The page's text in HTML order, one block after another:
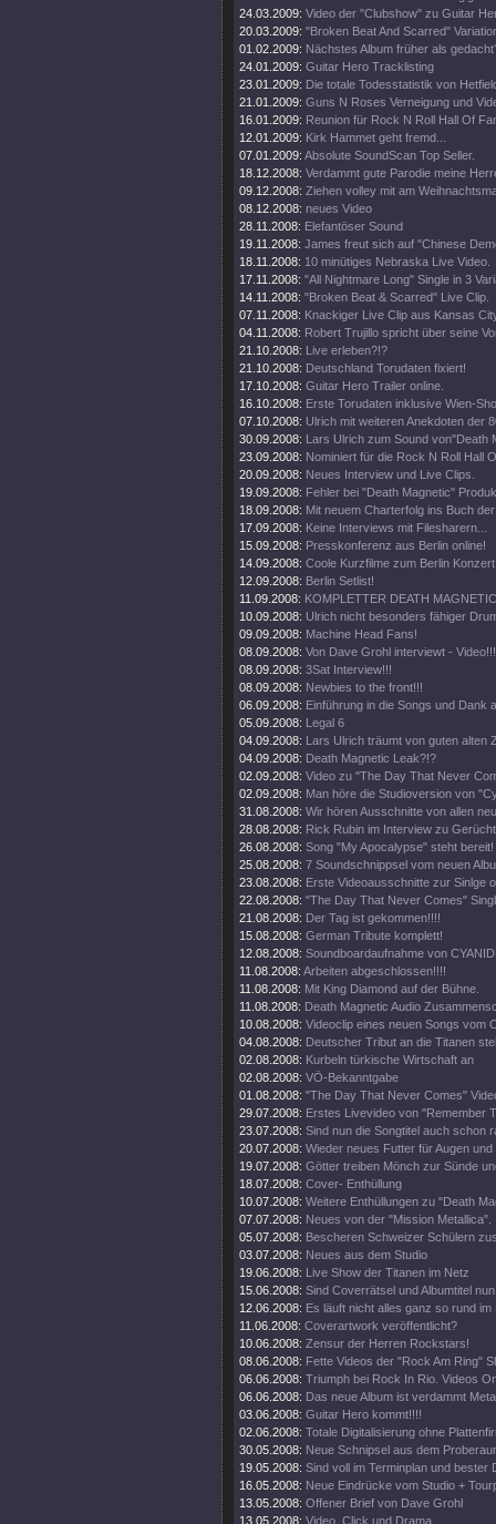
24.03.2009: Video der "Clubshow" zu Guitar
20.03.2009: "Broken Beat And Scarred"
01.02.2009: Nächstes Album früher als
24.01.2009: Guitar Hero Tracklisting
23.01.2009: Die totale Todesstatistik von
21.01.2009: Guns N Roses Verneigung und
16.01.2009: Reunion für Rock N Roll Hall Of
12.01.2009: Kirk Hammet geht fremd...
07.01.2009: Absolute SoundScan Top Seller.
18.12.2008: Verdammt gute Parodie meine
09.12.2008: Ziehen volley mit am
08.12.2008: neues Video
28.11.2008: Elefantöser Sound
19.11.2008: James freut sich auf "Chinese
18.11.2008: 10 minütiges Nebraska Live Video.
17.11.2008: "All Nightmare Long" Single in 3
14.11.2008: "Broken Beat & Scarred" Live Clip.
07.11.2008: Knackiger Live Clip aus Kansas
04.11.2008: Robert Trujillo spricht über seine
21.10.2008: Live erleben?!?
21.10.2008: Deutschland Torudaten fixiert!
17.10.2008: Guitar Hero Trailer online.
16.10.2008: Erste Torudaten inklusive Wien-
07.10.2008: Ulrich mit weiteren Anekdoten der
30.09.2008: Lars Ulrich zum Sound von"Death
23.09.2008: Nominiert für die Rock N Roll Hall
20.09.2008: Neues Interview und Live Clips.
19.09.2008: Fehler bei "Death Magnetic"
18.09.2008: Mit neuem Charterfolg ins Buch
17.09.2008: Keine Interviews mit Filesharern...
15.09.2008: Presskonferenz aus Berlin online!
14.09.2008: Coole Kurzfilme zum Berlin
12.09.2008: Berlin Setlist!
11.09.2008: KOMPLETTER DEATH
10.09.2008: Ulrich nicht besonders fähiger
09.09.2008: Machine Head Fans!
08.09.2008: Von Dave Grohl interviewt - Video!!!
08.09.2008: 3Sat Interview!!!
08.09.2008: Newbies to the front!!!
06.09.2008: Einführung in die Songs und Dank
05.09.2008: Legal 6
04.09.2008: Lars Ulrich träumt von guten alten
04.09.2008: Death Magnetic Leak?!?
02.09.2008: Video zu "The Day That Never
02.09.2008: Man höre die Studioversion von
31.08.2008: Wir hören Ausschnitte von allen
28.08.2008: Rick Rubin im Interview zu
26.08.2008: Song "My Apocalypse" steht bereit!
25.08.2008: 7 Soundschnippsel vom neuen
23.08.2008: Erste Videoausschnitte zur Sinlge
22.08.2008: "The Day That Never Comes"
21.08.2008: Der Tag ist gekommen!!!!
15.08.2008: German Tribute komplett!
12.08.2008: Soundboardaufnahme von
11.08.2008: Arbeiten abgeschlossen!!!!
11.08.2008: Mit King Diamond auf der Bühne.
11.08.2008: Death Magnetic Audio
10.08.2008: Videoclip eines neuen Songs vom
04.08.2008: Deutscher Tribut an die Titanen
02.08.2008: Kurbeln türkische Wirtschaft an
02.08.2008: VÖ-Bekanntgabe
01.08.2008: "The Day That Never Comes"
29.07.2008: Erstes Livevideo von "Remember
23.07.2008: Sind nun die Songtitel auch schon
20.07.2008: Wieder neues Futter für Augen
19.07.2008: Götter treiben Mönch zur Sünde
18.07.2008: Cover- Enthüllung
10.07.2008: Weitere Enthüllungen zu "Death
07.07.2008: Neues von der "Mission Metallica".
05.07.2008: Bescheren Schweizer Schülern
03.07.2008: Neues aus dem Studio
19.06.2008: Live Show der Titanen im Netz
15.06.2008: Sind Coverrätsel und Albumtitel
12.06.2008: Es läuft nicht alles ganz so rund im
11.06.2008: Coverartwork veröffentlicht?
10.06.2008: Zensur der Herren Rockstars!
08.06.2008: Fette Videos der "Rock Am Ring"
06.06.2008: Triumph bei Rock In Rio. Videos
06.06.2008: Das neue Album ist verdammt
03.06.2008: Guitar Hero kommt!!!!
02.06.2008: Totale Digitalisierung ohne
30.05.2008: Neue Schnipsel aus dem
19.05.2008: Sind voll im Terminplan und bester
16.05.2008: Neue Eindrücke vom Studio +
13.05.2008: Offener Brief von Dave Grohl
13.05.2008: Video, Click und Drama